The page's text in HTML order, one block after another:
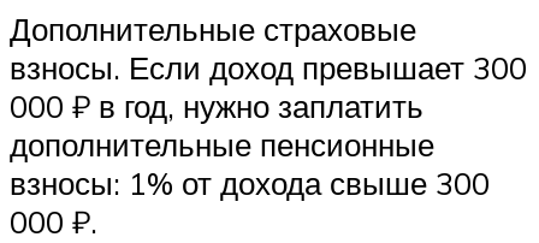
Дополнительные страховые
взносы. Если доход превышает 300
000 ₽ в год, нужно заплатить
дополнительные пенсионные
взносы: 1% от дохода свыше 300
000 ₽.